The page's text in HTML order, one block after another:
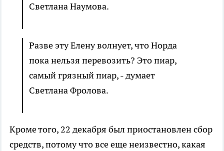
Светлана Наумова.
Разве эту Елену волнует, что Норда
пока нельзя перевозить? Это пиар,
самый грязный пиар, - думает
Светлана Φролова.
Кроме того, 22 декабря был приостановлен сбор
средств, потому что все еще неизвестно, какая